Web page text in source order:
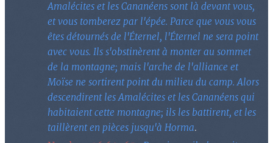
Amalécites et les Cananéens sont là devant vous,
et vous tomberez par l'épée. Parce que vous vous
êtes détournés de l'Éternel, l'Éternel ne sera point
avec vous. Ils s'obstinèrent à monter au sommet
de la montagne; mais l'arche de l'alliance et
Moïse ne sortirent point du milieu du camp. Alors
descendirent les Amalécites et les Cananéens qui
habitaient cette montagne; ils les battirent, et les
taillèrent en pièces jusqu'à Horma.